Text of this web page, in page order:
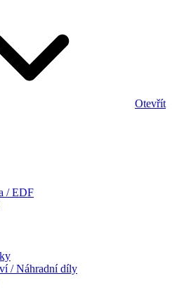
Otevřít
/ EDF
/ Náhradní díly